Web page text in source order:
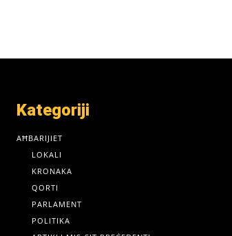
Kategoriji
AĦBARIJIET
LOKALI
KRONAKA
QORTI
PARLAMENT
POLITIKA